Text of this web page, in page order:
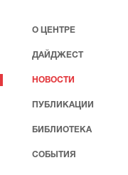
О ЦЕНТРЕ
ДАЙДЖЕСТ
НОВОСТИ
ПУБЛИКАЦИИ
БИБЛИОТЕКА
СОБЫТИЯ